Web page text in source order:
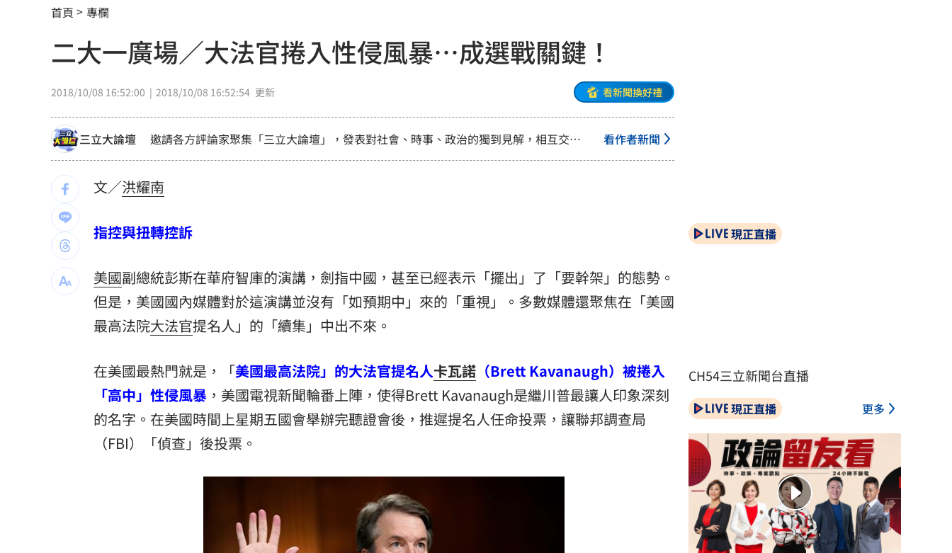
台股收復44000點大關 2關鍵看AI產業發展
他見搶案挺身相救遭圍毆亡！嫌犯最小12歲 01:10
扣款人數狂增4成 國泰小龍基金布局曝光
車是我的、油也是我的 睡車竟被收住宿費 01:04
24歲存款破百萬！她公開致富關鍵：超孝順
這大廠產能利用率衝90% 目標價上看220元
男駕車至議員服務處嗆開槍 台中警抓到了 00:43
新／Sandisk挫5%！台指期翻紅站回44000點
斷交國200萬磅蝦遭我友邦封殺！業者慘叫 23:54
新北待售餘屋萬8戶 永和竟只賣贏八里！ 23:47
台灣彩券開獎直播中 20:31
LIVE三立+24小時直播 15:27
18:00
理想混蛋號召粉絲跨海追星吃美食！
首頁 專欄
二大一廣場／大法官捲入性侵風暴…成選戰關鍵！
2018/10/08 16:52:00 2018/10/08 16:52:54 更新 看新聞換好禮
三立大論壇
邀請各方評論家聚集「三立大論壇」，發表對社會、時事、政治的獨到見解，相互交
流。
看作者新聞
文／洪耀南
指控與扭轉控訴
美國副總統彭斯在華府智庫的演講，劍指中國，甚至已經表示「擺出」了「要幹架」的態勢。
但是，美國國內媒體對於這演講並沒有「如預期中」來的「重視」。多數媒體還聚焦在「美國
最高法院大法官提名人」的「續集」中出不來。
在美國最熱門就是，「美國最高法院」的大法官提名人卡瓦諾 （Brett Kavanaugh）被捲入
「高中」性侵風暴 ，美國電視新聞輪番上陣，使得Brett Kavanaugh是繼川普最讓人印象深刻
的名字。在美國時間上星期五國會舉辦完聽證會後，推遲提名人任命投票，讓聯邦調查局
（FBI）「偵查」後投票。
現正直播
CH54三立新聞台直播
現正直播 更多